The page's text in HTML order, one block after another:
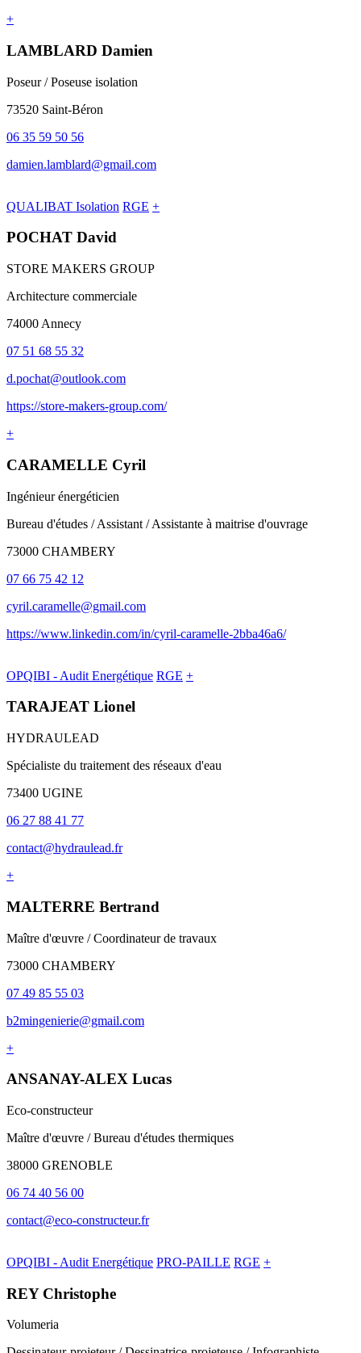
+
LAMBLARD Damien
Poseur / Poseuse isolation
73520 Saint-Béron
06 35 59 50 56
damien.lamblard@gmail.com
QUALIBAT Isolation RGE +
POCHAT David
STORE MAKERS GROUP
Architecture commerciale
74000 Annecy
07 51 68 55 32
d.pochat@outlook.com
https://store-makers-group.com/
+
CARAMELLE Cyril
Ingénieur énergéticien
Bureau d'études / Assistant / Assistante à maitrise d'ouvrage
73000 CHAMBERY
07 66 75 42 12
cyril.caramelle@gmail.com
https://www.linkedin.com/in/cyril-caramelle-2bba46a6/
OPQIBI - Audit Energétique RGE +
TARAJEAT Lionel
HYDRAULEAD
Spécialiste du traitement des réseaux d'eau
73400 UGINE
06 27 88 41 77
contact@hydraulead.fr
+
MALTERRE Bertrand
Maître d'œuvre / Coordinateur de travaux
73000 CHAMBERY
07 49 85 55 03
b2mingenierie@gmail.com
+
ANSANAY-ALEX Lucas
Eco-constructeur
Maître d'œuvre / Bureau d'études thermiques
38000 GRENOBLE
06 74 40 56 00
contact@eco-constructeur.fr
OPQIBI - Audit Energétique PRO-PAILLE RGE +
REY Christophe
Volumeria